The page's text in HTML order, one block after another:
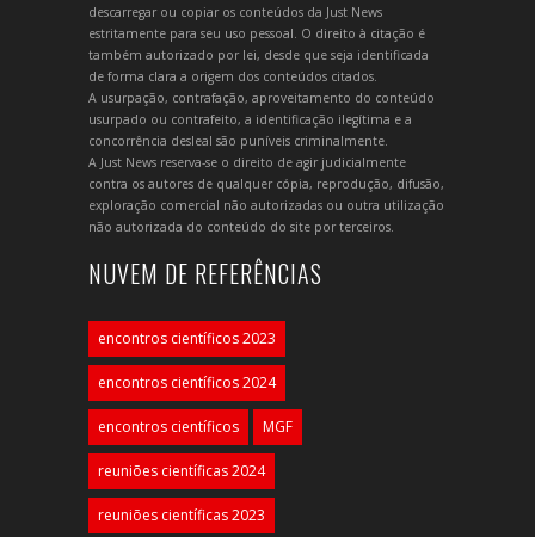
descarregar ou copiar os conteúdos da Just News
estritamente para seu uso pessoal. O direito à citação é
também autorizado por lei, desde que seja identificada
de forma clara a origem dos conteúdos citados.
A usurpação, contrafação, aproveitamento do conteúdo
usurpado ou contrafeito, a identificação ilegítima e a
concorrência desleal são puníveis criminalmente.
A Just News reserva-se o direito de agir judicialmente
contra os autores de qualquer cópia, reprodução, difusão,
exploração comercial não autorizadas ou outra utilização
não autorizada do conteúdo do site por terceiros.
NUVEM DE REFERÊNCIAS
encontros científicos 2023
encontros científicos 2024
encontros científicos MGF
reuniões científicas 2024
reuniões científicas 2023